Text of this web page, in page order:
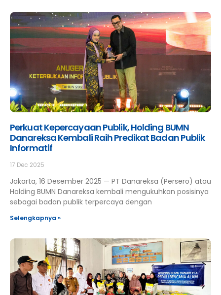
Perkuat Kepercayaan Publik, Holding BUMN
Danareksa Kembali Raih Predikat Badan Publik
Informatif
17 Dec 2025
Jakarta, 16 Desember 2025 — PT Danareksa (Persero) atau
Holding BUMN Danareksa kembali mengukuhkan posisinya
sebagai badan publik terpercaya dengan
Selengkapnya »